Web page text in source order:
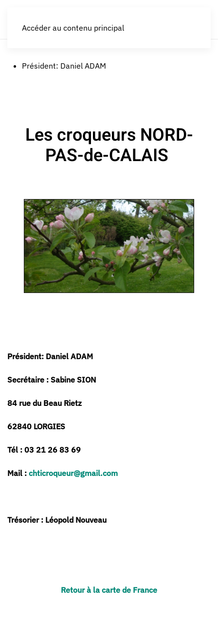
Accéder au contenu principal
Président: Daniel ADAM
Les croqueurs NORD-
PAS-de-CALAIS
Président: Daniel ADAM
Secrétaire : Sabine SION
84 rue du Beau Rietz
62840 LORGIES
Tél : 03 21 26 83 69
Mail : chticroqueur@gmail.com
Trésorier : Léopold Nouveau
Retour à la carte de France